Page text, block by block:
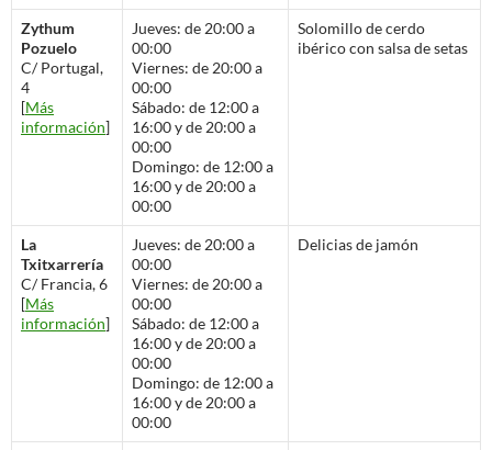
Zythum
Pozuelo
C/ Portugal,
4
[Más
información]
Jueves: de 20:00 a
00:00
Viernes: de 20:00 a
00:00
Sábado: de 12:00 a
16:00 y de 20:00 a
00:00
Domingo: de 12:00 a
16:00 y de 20:00 a
00:00
Solomillo de cerdo
ibérico con salsa de setas
La
Txitxarrería
C/ Francia, 6
[Más
información]
Jueves: de 20:00 a
00:00
Viernes: de 20:00 a
00:00
Sábado: de 12:00 a
16:00 y de 20:00 a
00:00
Domingo: de 12:00 a
16:00 y de 20:00 a
00:00
Delicias de jamón